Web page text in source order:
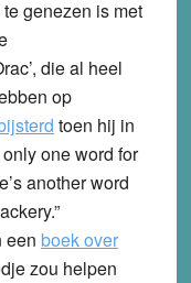
genezen is met
die al heel
op
toen hij in
one word for
another word
een boek over
zou helpen